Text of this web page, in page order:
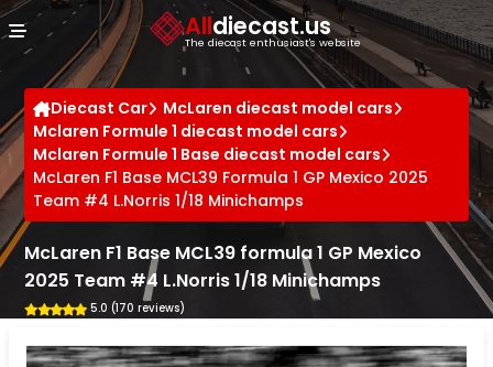
Alldiecast.us
The diecast enthusiast's website
Diecast Car
McLaren diecast model cars
Mclaren Formule 1 diecast model cars
Mclaren Formule 1 Base diecast model cars
McLaren F1 Base MCL39 Formula 1 GP Mexico 2025
Team #4 L.Norris 1/18 Minichamps
McLaren F1 Base MCL39 formula 1 GP Mexico
2025 Team #4 L.Norris 1/18 Minichamps
5.0 (170 reviews)
Cookies management panel